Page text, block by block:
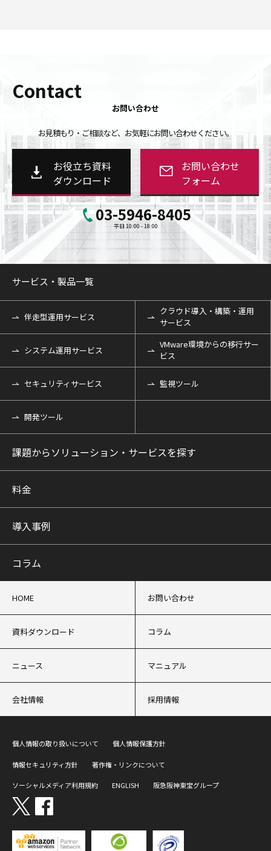
Contact
お問い合わせ
お見積もり・ご相談など、お気軽にお問い合わせください。
お役立ち資料
ダウンロード
お問い合わせ
フォーム
03-5946-8405
平日 10:00 - 18:00
サービス・製品一覧
伴走型運用サービス
クラウド導入・構築・運用
サービス
システム運用サービス
VMware環境からの移行サー
ビス
セキュリティサービス 監視ツール
開発ツール
課題からソリューション・サービスを探す
料金
導入事例
コラム
HOME お問い合わせ
資料ダウンロード コラム
ニュース マニュアル
会社情報 採用情報
個人情報の取り扱いについて 個人情報保護方針
情報セキュリティ方針 著作権・リンクについて
ソーシャルメディア利用規約 ENGLISH 阪急阪神東宝グループ